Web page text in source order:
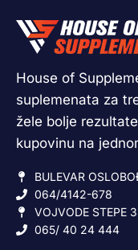
House of
suplemenata za
žele bolje
kupovinu na
BULEVAR
064/4142-678
VOJVODE STEPE
065/ 40 24 444